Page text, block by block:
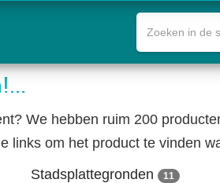
We hebben ruim 200
links om het product te vinden
Stadsplattegronden 11